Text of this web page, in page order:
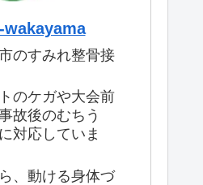
のすみれ整骨接
のケガや大会前
故後のむちう
対応していま
、動ける身体づ